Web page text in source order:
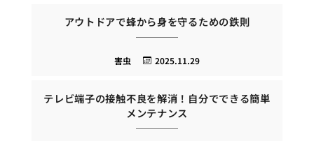
アウトドアで蜂から身を守るための鉄則
2025.11.29
害虫
テレビ端子の接触不良を解消！自分でできる簡単
メンテナンス